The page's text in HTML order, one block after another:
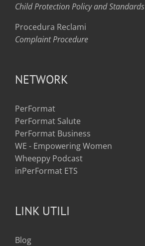
Child Protection Policy and Standards
Procedura Reclami
Complaint Procedure
NETWORK
PerFormat
PerFormat Salute
PerFormat Business
WE - Empowering Women
Wheeppy Podcast
inPerFormat ETS
LINK UTILI
Blog